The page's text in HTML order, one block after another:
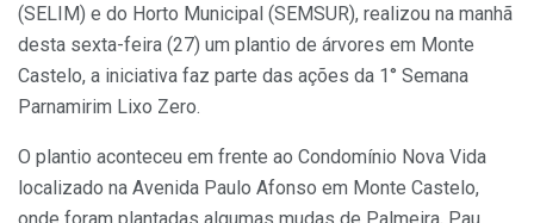
(SELIM) e do Horto Municipal (SEMSUR), realizou na manhã
desta sexta-feira (27) um plantio de árvores em Monte
Castelo, a iniciativa faz parte das ações da 1° Semana
Parnamirim Lixo Zero.
O plantio aconteceu em frente ao Condomínio Nova Vida
localizado na Avenida Paulo Afonso em Monte Castelo,
onde foram plantadas algumas mudas de Palmeira, Pau